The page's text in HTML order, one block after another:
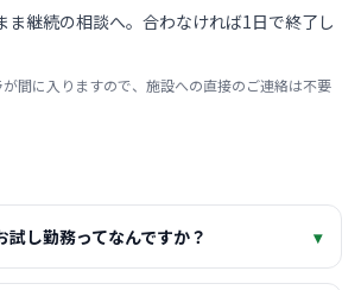
ま継続の相談へ。合わなければ1日で終了し
間に入りますので、施設への直接のご連絡は不要
試し勤務ってなんですか？ ▾